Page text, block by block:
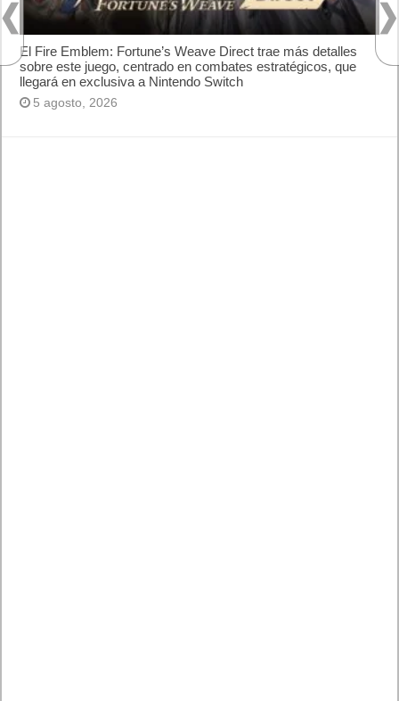
El Fire Emblem: Fortune’s Weave Direct trae más detalles
sobre este juego, centrado en combates estratégicos, que
llegará en exclusiva a Nintendo Switch
5 agosto, 2026